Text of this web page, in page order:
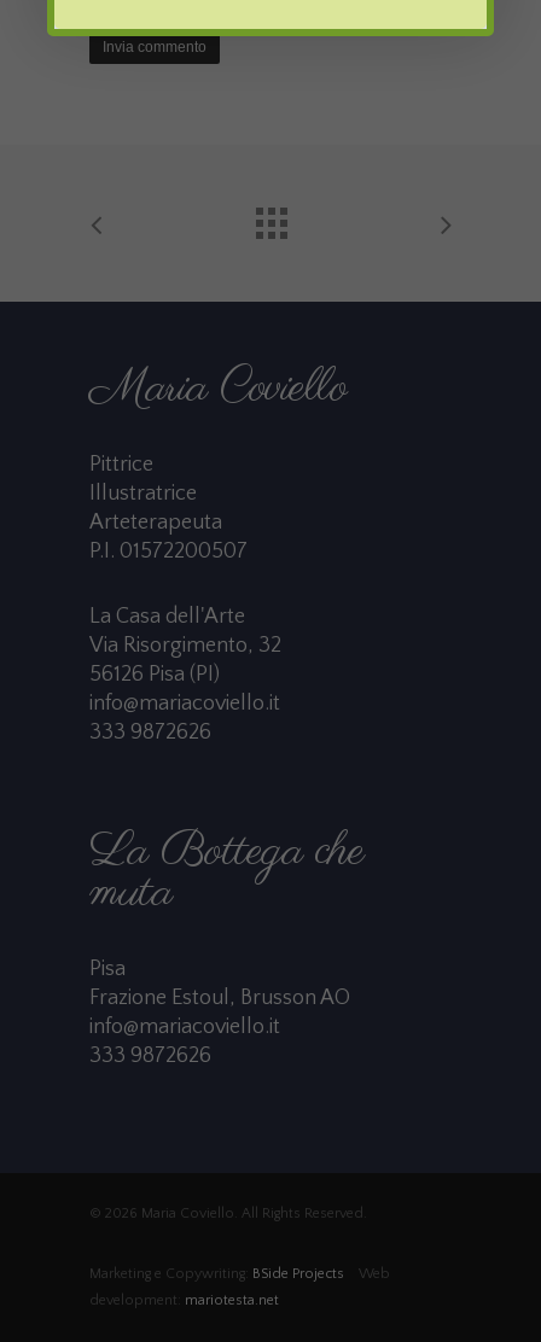
Maria Coviello
Pittrice
Illustratrice
Arteterapeuta
P.I. 01572200507
La Casa dell'Arte
Via Risorgimento, 32
56126 Pisa (PI)
info@mariacoviello.it
333 9872626
La Bottega che
muta
Pisa
Frazione Estoul, Brusson AO
info@mariacoviello.it
333 9872626
© 2026 Maria Coviello. All Rights Reserved.
Marketing e Copywriting: BSide Projects Web
development: mariotesta.net